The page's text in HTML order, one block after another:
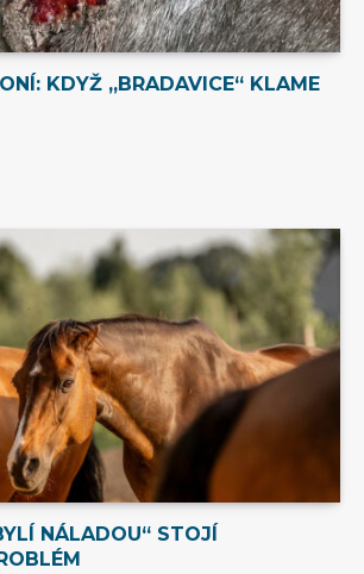
KDYŽ „BRADAVICE“ KLAME
NÁLADOU“ STOJÍ